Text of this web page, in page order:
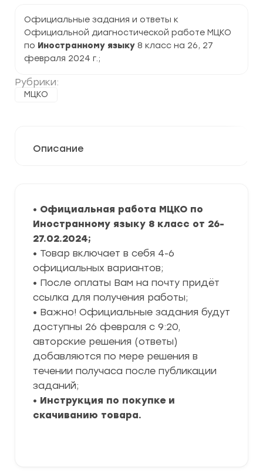
Официальные задания и ответы к
Официальной диагностической работе МЦКО
по Иностранному языку 8 класс на 26, 27
февраля 2024 г.;
Рубрики:
МЦКО
языку
8
класс
Описание
• Официальная работа МЦКО по
Иностранному языку 8 класс от 26-
27.02.2024;
• Товар включает в себя 4-6
официальных вариантов;
• После оплаты Вам на почту придёт
ссылка для получения работы;
• Важно! Официальные задания будут
доступны 26 февраля с 9:20,
авторские решения (ответы)
добавляются по мере решения в
течении получаса после публикации
заданий;
• Инструкция по покупке и
скачиванию товара.